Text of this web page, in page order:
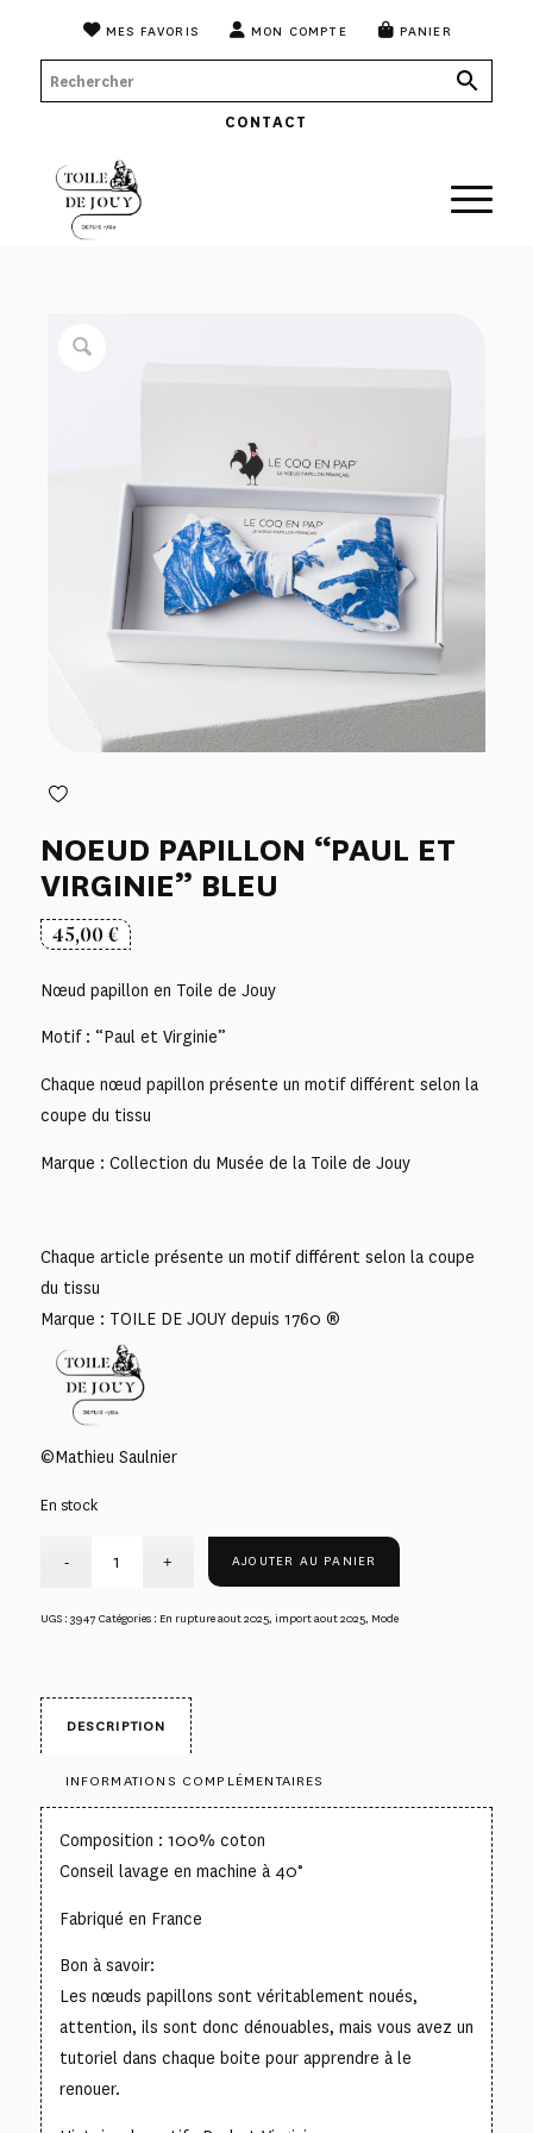
MES FAVORIS MON COMPTE PANIER
CONTACT
NOEUD PAPILLON “PAUL ET
VIRGINIE” BLEU
45,00€
Nœud papillon en Toile de Jouy
Motif : “Paul et Virginie”
Chaque nœud papillon présente un motif différent selon la
coupe du tissu
Marque : Collection du Musée de la Toile de Jouy
Chaque article présente un motif différent selon la coupe
du tissu
Marque : TOILE DE JOUY depuis 1760 ®
©Mathieu Saulnier
En stock
AJOUTER AU PANIER
UGS :3947 Catégories : En rupture aout 2025, import aout 2025, Mode
DESCRIPTION
INFORMATIONS COMPLÉMENTAIRES
Composition : 100% coton
Conseil lavage en machine à 40°
Fabriqué en France
Bon à savoir:
Les nœuds papillons sont véritablement noués,
attention, ils sont donc dénouables, mais vous avez un
tutoriel dans chaque boite pour apprendre à le
renouer.